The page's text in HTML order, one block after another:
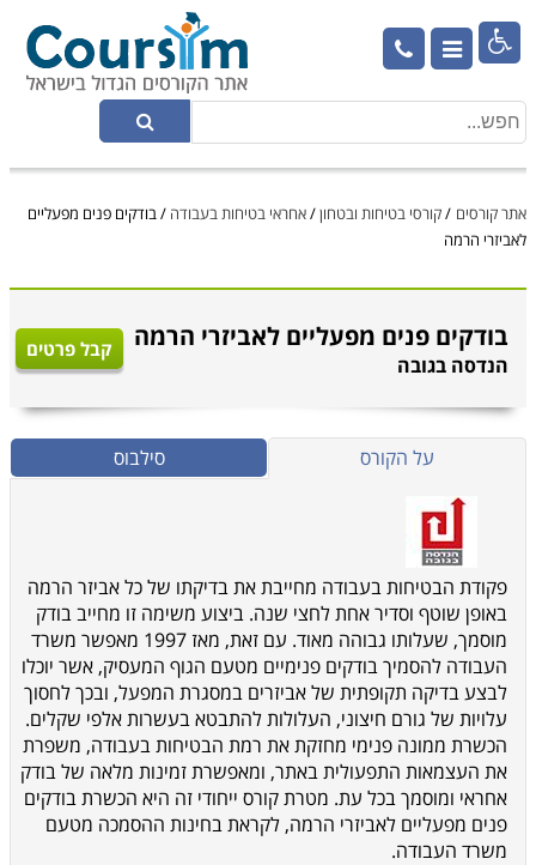

אתר קורסים /קורסי בטיחות ובטחון/אחראי בטיחות בעבודה /בודקים פנים מפעליים
לאביזרי הרמה
בודקים פנים מפעליים לאביזרי הרמה
הנדסה בגובה
קבל פרטים
על הקורס סילבוס
פקודת הבטיחות בעבודה מחייבת את בדיקתו של כל אביזר הרמה
באופן שוטף וסדיר אחת לחצי שנה. ביצוע משימה זו מחייב בודק
מוסמך, שעלותו גבוהה מאוד. עם זאת, מאז 1997 מאפשר משרד
העבודה להסמיך בודקים פנימיים מטעם הגוף המעסיק, אשר יוכלו
לבצע בדיקה תקופתית של אביזרים במסגרת המפעל, ובכך לחסוך
עלויות של גורם חיצוני, העלולות להתבטא בעשרות אלפי שקלים.
הכשרת ממונה פנימי מחזקת את רמת הבטיחות בעבודה, משפרת
את העצמאות התפעולית באתר, ומאפשרת זמינות מלאה של בודק
אחראי ומוסמך בכל עת. מטרת קורס ייחודי זה היא הכשרת בודקים
פנים מפעליים לאביזרי הרמה, לקראת בחינות ההסמכה מטעם
משרד העבודה.